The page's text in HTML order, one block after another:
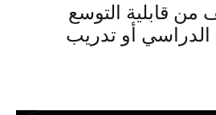
من قابلية التوسع
أو تدريب